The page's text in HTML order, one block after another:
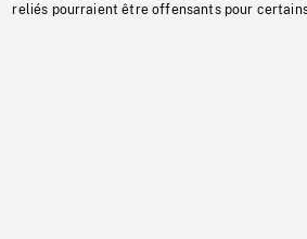
reliés pourraient être offensants pour